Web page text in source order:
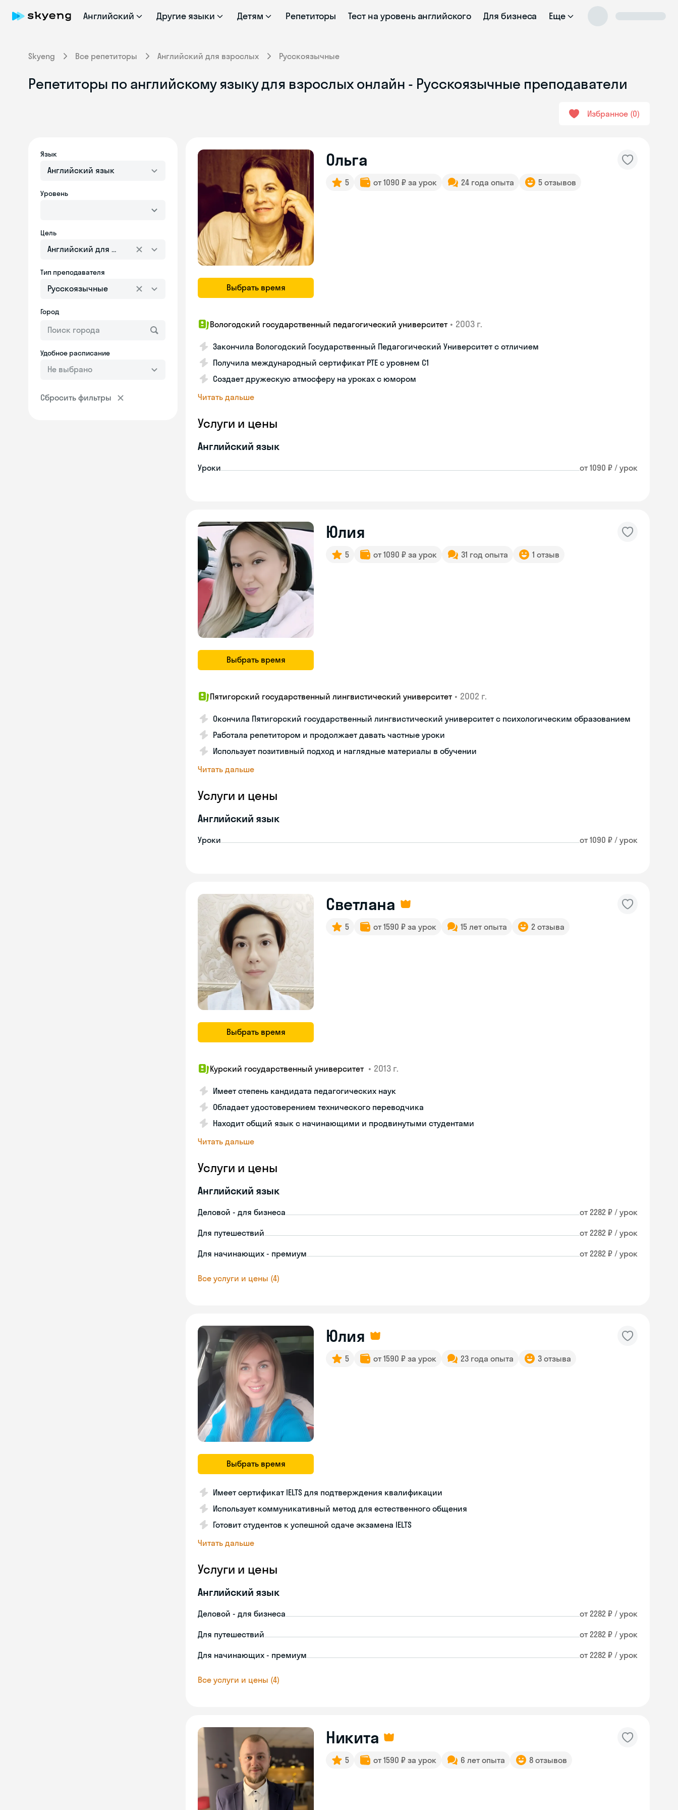
Английский Другие языки Детям Репетиторы Тест на уровень английского Для бизнеса Еще
Skyeng Все репетиторы Английский для взрослых Русскоязычные
Репетиторы по английскому языку для взрослых онлайн - Русскоязычные преподаватели
Избранное 0
Язык
Английский язык
Уровень
Цель
Английский для взрослых
Тип преподавателя
Русскоязычные
Город
Удобное расписание
Не выбрано
Сбросить фильтры
Выбрать время
Ольга
5 от 1090 ₽ за урок 24 года опыта 5 отзывов
Вологодский государственный педагогический университет • 2003 г.
Закончила Вологодский Государственный Педагогический Университет с отличием
Получила международный сертификат PTE с уровнем C1
Создает дружескую атмосферу на уроках с юмором
Читать дальше
Услуги и цены
Английский язык
Уроки от 1090 ₽ / урок
Выбрать время
Юлия
5 от 1090 ₽ за урок 31 год опыта 1 отзыв
Пятигорский государственный лингвистический университет • 2002 г.
Окончила Пятигорский государственный лингвистический университет с психологическим образованием
Работала репетитором и продолжает давать частные уроки
Использует позитивный подход и наглядные материалы в обучении
Читать дальше
Услуги и цены
Английский язык
Уроки от 1090 ₽ / урок
Выбрать время
Светлана
5 от 1590 ₽ за урок 15 лет опыта 2 отзыва
Курский государственный университет • 2013 г.
Имеет степень кандидата педагогических наук
Обладает удостоверением технического переводчика
Находит общий язык с начинающими и продвинутыми студентами
Читать дальше
Услуги и цены
Английский язык
Деловой - для бизнеса от 2282 ₽ / урок
Для путешествий от 2282 ₽ / урок
Для начинающих - премиум от 2282 ₽ / урок
Все услуги и цены (4)
Выбрать время
Юлия
5 от 1590 ₽ за урок 23 года опыта 3 отзыва
Имеет сертификат IELTS для подтверждения квалификации
Использует коммуникативный метод для естественного общения
Готовит студентов к успешной сдаче экзамена IELTS
Читать дальше
Услуги и цены
Английский язык
Деловой - для бизнеса от 2282 ₽ / урок
Для путешествий от 2282 ₽ / урок
Для начинающих - премиум от 2282 ₽ / урок
Все услуги и цены (4)
Никита
5 от 1590 ₽ за урок 6 лет опыта 8 отзывов